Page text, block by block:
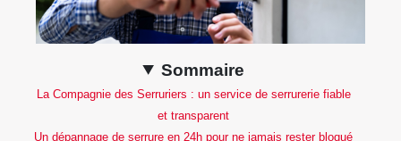
Sommaire
La Compagnie des Serruriers : un service de serrurerie fiable
et transparent
Un dépannage de serrure en 24h pour ne jamais rester bloqué